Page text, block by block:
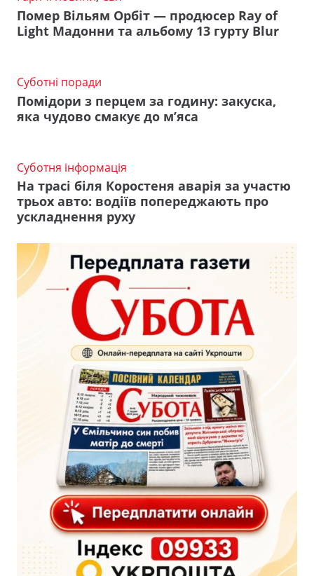
Помер Вільям Орбіт — продюсер Ray of
Light Мадонни та альбому 13 гурту Blur
Суботні поради
Помідори з перцем за годину: закуска,
яка чудово смакує до м’яса
Суботня інформація
На трасі біля Коростеня аварія за участю
трьох авто: водіїв попереджають про
ускладнення руху